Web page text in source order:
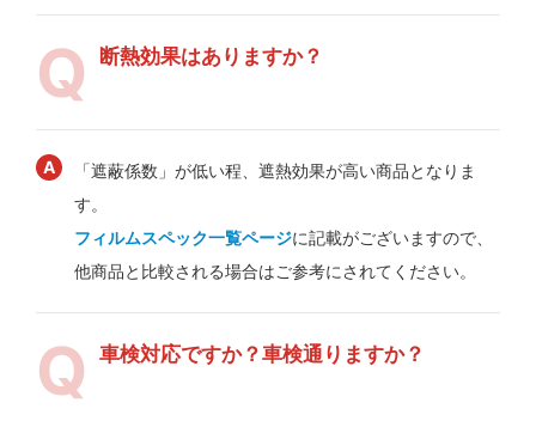
断熱効果はありますか？
「遮蔽係数」が低い程、遮熱効果が高い商品となりま
す。
フィルムスペック一覧ページに記載がございますので、
他商品と比較される場合はご参考にされてください。
車検対応ですか？車検通りますか？